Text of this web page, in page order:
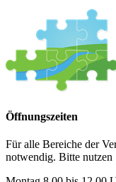
Öffnungszeiten
Für alle Bereiche der
notwendig. Bitte nutzen